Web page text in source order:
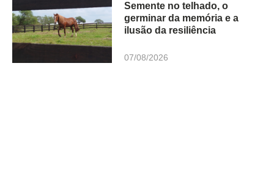
Semente no telhado, o
germinar da memória e a
ilusão da resiliência
07/08/2026